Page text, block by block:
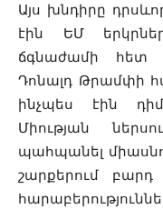
Այս խնդիրը
էին ԵՄ
ճգնաժամի հետ
Դոնալդ Թրամփի
ինչպես էին
Միության
պահպանել
շարքերում